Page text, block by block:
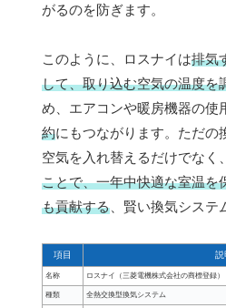
がるのを防ぎます。
このように、ロスナイは排気
して、取り込む空気の温度を
め、エアコンや暖房機器の使
約にもつながります。ただの
空気を入れ替えるだけでなく、
ことで、一年中快適な室温を
も貢献する 、賢い換気システ
項目 説
名称 ロスナイ（三菱電機株式会社の商標登録）
種類 全熱交換型換気システム